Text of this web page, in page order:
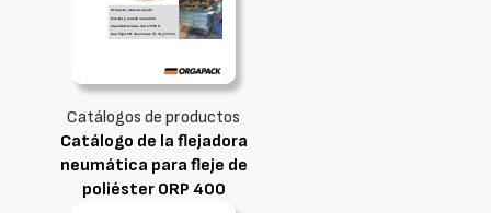
Catálogos de productos
Catálogo de la flejadora
neumática para fleje de
poliéster ORP 400